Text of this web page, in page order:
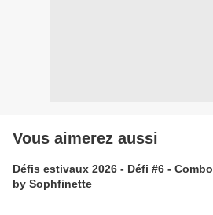
Vous aimerez aussi
Défis estivaux 2026 - Défi #6 - Combo
by Sophfinette